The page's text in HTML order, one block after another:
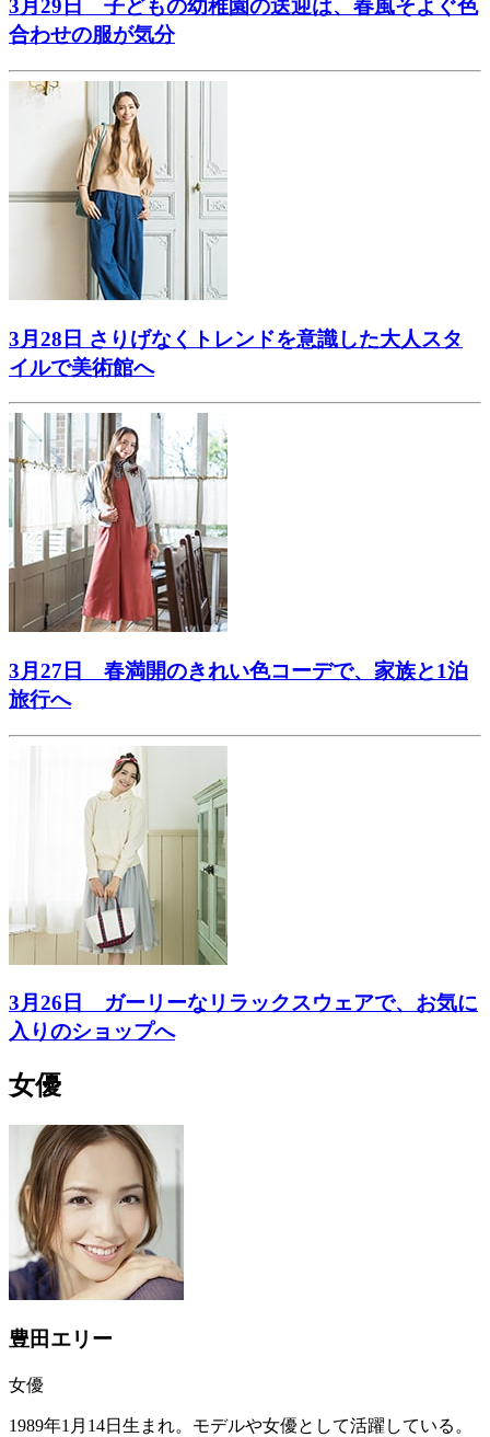
3月29日 子どもの幼稚園の送迎は、春風そよぐ色
合わせの服が気分
3月28日 さりげなくトレンドを意識した大人スタ
イルで美術館へ
3月27日 春満開のきれい色コーデで、家族と1泊
旅行へ
3月26日 ガーリーなリラックスウェアで、お気に
入りのショップへ
女優
豊田エリー
女優
1989年1月14日生まれ。モデルや女優として活躍している。